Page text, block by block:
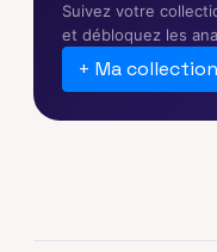
Suivez votre
et débloquez les
+ Ma collection